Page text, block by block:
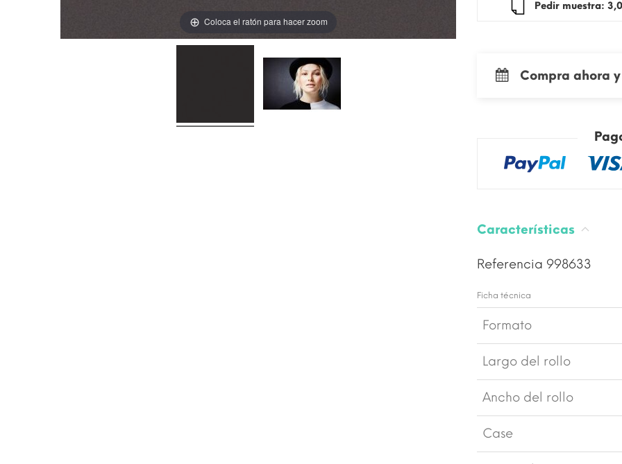
Coloca el ratón para hacer zoom
Pedir
Compra ahora
Características
Referencia 998633
Ficha técnica
Formato
Largo del rollo
Ancho del rollo
Case